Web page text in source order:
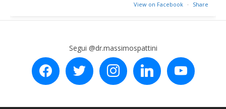
View on Facebook · Share
Segui @dr.massimospattini
facebook
twitter instagram linkedin youtube